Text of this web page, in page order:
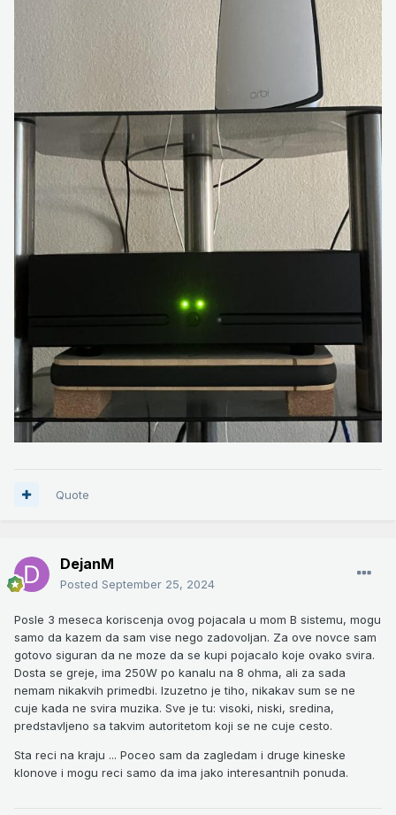
Quote
DejanM
Posted September 25, 2024
Posle 3 meseca koriscenja ovog pojacala u mom B sistemu, mogu
samo da kazem da sam vise nego zadovoljan. Za ove novce sam
gotovo siguran da ne moze da se kupi pojacalo koje ovako svira.
Dosta se greje, ima 250W po kanalu na 8 ohma, ali za sada
nemam nikakvih primedbi. Izuzetno je tiho, nikakav sum se ne
cuje kada ne svira muzika. Sve je tu: visoki, niski, sredina,
predstavljeno sa takvim autoritetom koji se ne cuje cesto.
Sta reci na kraju ... Poceo sam da zagledam i druge kineske
klonove i mogu reci samo da ima jako interesantnih ponuda.